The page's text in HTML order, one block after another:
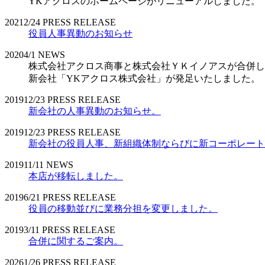
2021 2/24 PRESS RELEASE
役員人事異動のお知らせ
20204/1 NEWS
株式会社アクロス商事と株式会社ＹＫイノアスが合併し
新会社「YKアクロス株式会社」が発足いたしました。
201912/23 PRESS RELEASE
新会社の人事異動のお知らせ。
201912/23 PRESS RELEASE
新会社の役員人事、新組織体制ならびに新コーポレート
201911/11 NEWS
本店が移転しました。
20196/21 PRESS RELEASE
役員の移動並びに業務分担を変更しました。
20193/11 PRESS RELEASE
合併に関するご案内。
20261/26 PRESS RELEASE